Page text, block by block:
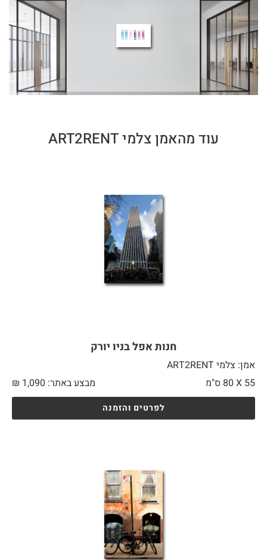
עוד מהאמן צלמי ART2RENT
חנות אפל בניו יורק
אמן: צלמי ART2RENT
55 X
מבצע באתר: ₪ 1,090
לפרטים והזמנה